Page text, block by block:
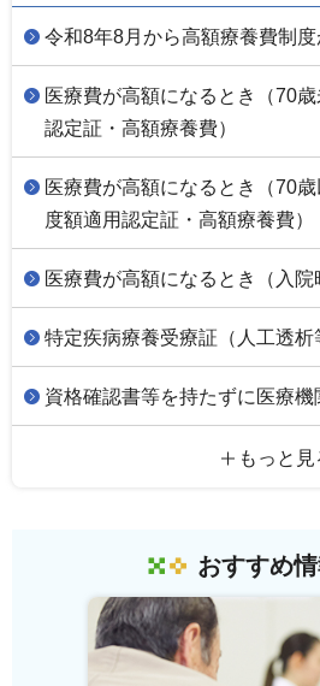
令和8年8月から高額療養費制度
医療費が高額になるとき（70
認定証・高額療養費）
医療費が高額になるとき（70
度額適用認定証・高額療養費）
医療費が高額になるとき（入院
特定疾病療養受療証（人工透析
資格確認書等を持たずに医療機
もっと見
おすすめ